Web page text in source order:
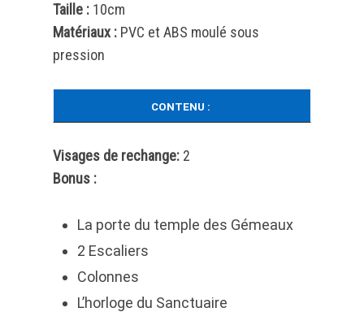
Taille :10cm
Matériaux :PVC et ABS moulé sous
pression
CONTENU :
Visages de rechange:2
Bonus :
La porte du temple des Gémeaux
2 Escaliers
Colonnes
L’horloge du Sanctuaire